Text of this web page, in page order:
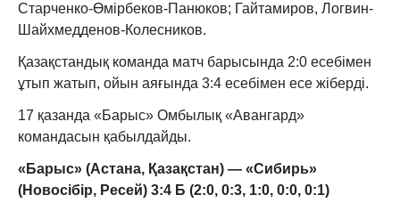
Старченко-Өмірбеков-Панюков; Гайтамиров, Логвин-
Шайхмедденов-Колесников.
Қазақстандық команда матч барысында 2:0 есебімен
ұтып жатып, ойын аяғында 3:4 есебімен есе жіберді.
17 қазанда «Барыс» Омбылық «Авангард»
командасын қабылдайды.
«Барыс» (Астана, Қазақстан) — «Сибирь»
(Новосібір, Ресей) 3:4 Б (2:0, 0:3, 1:0, 0:0, 0:1)